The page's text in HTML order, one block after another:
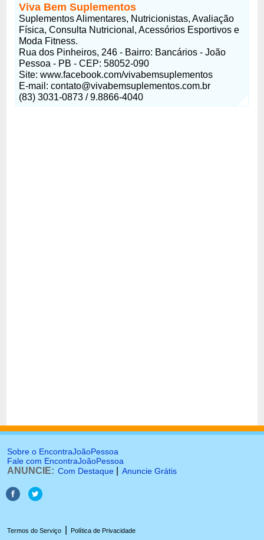
Viva Bem Suplementos
Suplementos Alimentares, Nutricionistas, Avaliação
Física, Consulta Nutricional, Acessórios Esportivos e
Moda Fitness.
Rua dos Pinheiros, 246 - Bairro: Bancários - João
Pessoa - PB - CEP: 58052-090
Site: www.facebook.com/vivabemsuplementos
E-mail: contato@vivabemsuplementos.com.br
(83) 3031-0873 / 9.8866-4040
Sobre o EncontraJoãoPessoa
Fale com EncontraJoãoPessoa
ANUNCIE: Com Destaque Anuncie Grátis
Termos do Serviço Política de Privacidade